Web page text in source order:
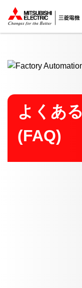
ここから本文
よくあ
(FAQ)